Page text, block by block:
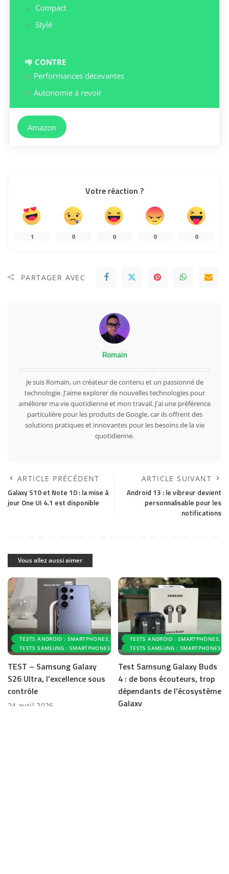
Compact
Stylé
CONTRE
Performances décevantes
Autonomie à revoir
Amazon
Votre réaction ?
1 0 0 0 0
PARTAGER AVEC
Romain
Je suis Romain, un créateur de contenu et un passionné de
technologie. J'aime explorer de nouvelles technologies pour
améliorer ma vie quotidienne et mon travail. J'ai une préférence
particulière pour les produits de Google, car ils offrent des
solutions pratiques et innovantes pour les besoins de la vie
quotidienne.
ARTICLE PRÉCÉDENT
Galaxy S10 et Note 10 : la mise à
jour One UI 4.1 est disponible
ARTICLE SUIVANT
Android 13 : le vibreur devient
personnalisable pour les
notifications
Vous allez aussi aimer
TESTS ANDROID : SMARTPHONES, ACCESSOIRES ET APPLICATIONS
TESTS SAMSUNG : SMARTPHONES ET ACCESSOIRES
TEST – Samsung Galaxy
S26 Ultra, l’excellence sous
contrôle
24 avril 2026
TESTS ANDROID : SMARTPHONES,
TESTS SAMSUNG : SMARTPHONES
Test Samsung Galaxy Buds
4 : de bons écouteurs, trop
dépendants de l’écosystème
Galaxy